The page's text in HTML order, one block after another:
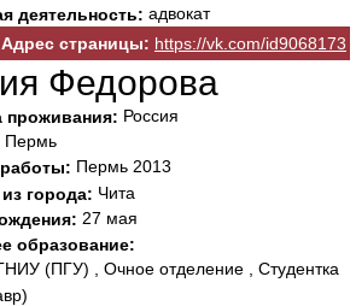
деятельность: адвокат
Адрес страницы: https://vk.com/id9068173
Федорова
проживания: Россия
Пермь
Пермь 2013
города: Чита
27 мая
образование:
(ПГУ) , Очное отделение , Студентка